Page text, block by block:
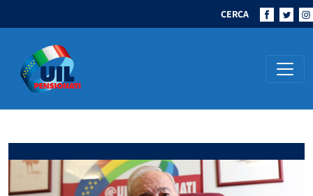
CERCA
Navigazione principale